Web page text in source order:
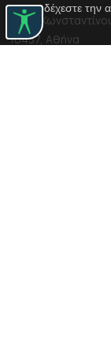
αποδέχεστε την
Αγίου
10437, Αθήνα